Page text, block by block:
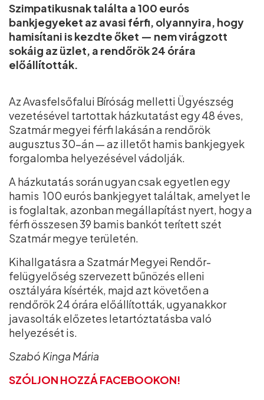
Szimpatikusnak találta a 100 eurós
bankjegyeket az avasi férfi, olyannyira, hogy
hamisítani is kezdte őket — nem virágzott
sokáig az üzlet, a rendőrök 24 órára
előállították.
Az Avasfelsőfalui Bíróság melletti Ügyészség
vezetésével tartottak házkutatást egy 48 éves,
Szatmár megyei férfi lakásán a rendőrök
augusztus 30-án — az illetőt hamis bankjegyek
forgalomba helyezésével vádolják.
A házkutatás során ugyan csak egyetlen egy
hamis 100 eurós bankjegyet találtak, amelyet le
is foglaltak, azonban megállapítást nyert, hogy a
férfi összesen 39 bamis bankót terített szét
Szatmár megye területén.
Kihallgatásra a Szatmár Megyei Rendőr-
felügyelőség szervezett bűnözés elleni
osztályára kísérték, majd azt követően a
rendőrök 24 órára előállították, ugyanakkor
javasolták előzetes letartóztatásba való
helyezését is.
Szabó Kinga Mária
SZÓLJON HOZZÁ FACEBOOKON!